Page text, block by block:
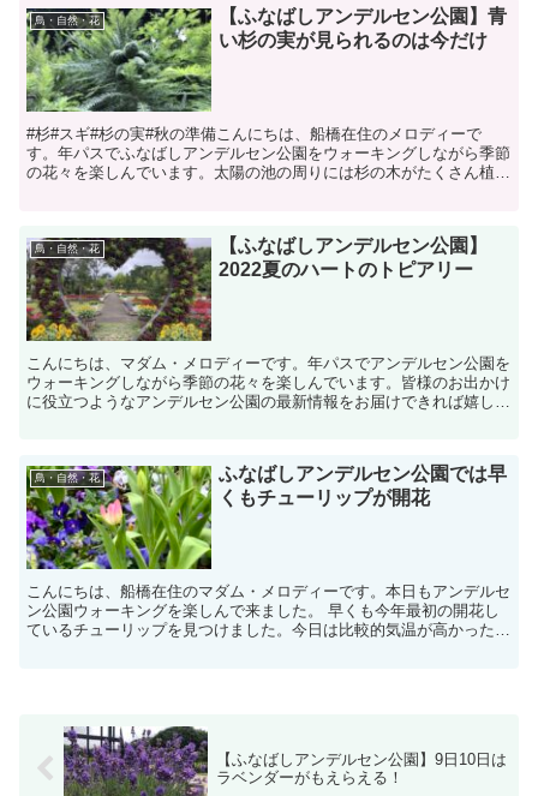
鳥・自然・花
【ふなばしアンデルセン公園】青
い杉の実が見られるのは今だけ
#杉#スギ#杉の実#秋の準備こんにちは、船橋在住のメロディーで
す。年パスでふなばしアンデルセン公園をウォーキングしながら季節
の花々を楽しんでいます。太陽の池の周りには杉の木がたくさん植え
鳥・自然・花
【ふなばしアンデルセン公園】
2022夏のハートのトピアリー
こんにちは、マダム・メロディーです。年パスでアンデルセン公園を
ウォーキングしながら季節の花々を楽しんでいます。皆様のお出かけ
に役立つようなアンデルセン公園の最新情報をお届けできれば嬉しい
鳥・自然・花
ふなばしアンデルセン公園では早
くもチューリップが開花
こんにちは、船橋在住のマダム・メロディーです。本日もアンデルセ
ン公園ウォーキングを楽しんで来ました。 早くも今年最初の開花し
ているチューリップを見つけました。今日は比較的気温が高かったの
【ふなばしアンデルセン公園】9日10日は
ラベンダーがもえらえる！